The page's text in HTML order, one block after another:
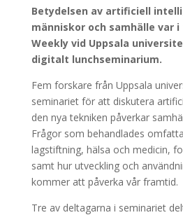
Betydelsen av artificiell
människor och samhälle var
Weekly vid Uppsala
digitalt lunchseminarium.
Fem forskare från Uppsala
seminariet för att diskutera
den nya tekniken påverkar
Frågor som behandlades
lagstiftning, hälsa och medicin,
samt hur utveckling och
kommer att påverka vår framtid.
Tre av deltagarna i seminariet